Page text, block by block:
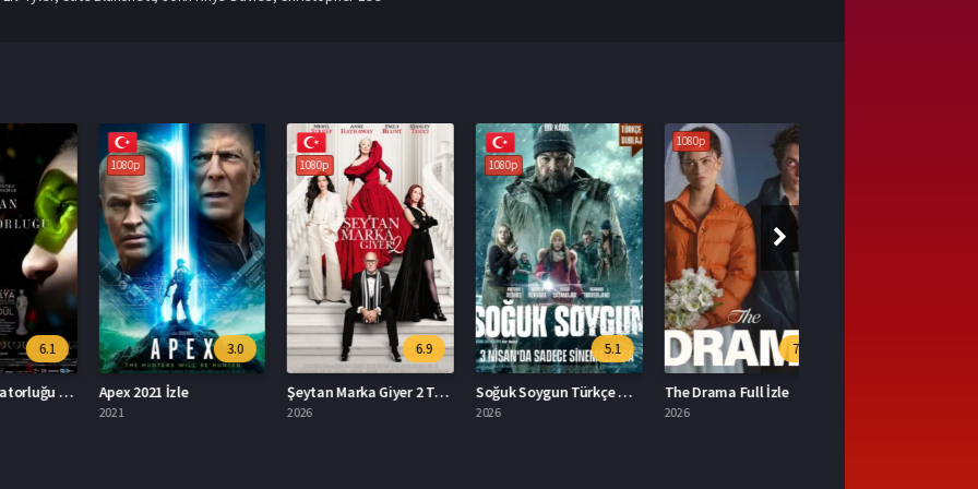
6.1
Tavşan İmparatorluğu İzle
1080p
3.0
Apex 2021 İzle
1080p
6.9
Şeytan Marka Giyer 2 Türkçe Dublaj İzle
5.1
Soğuk Soygun Türkçe Dublaj İzle
1080p
7.5
The Drama Full İzle